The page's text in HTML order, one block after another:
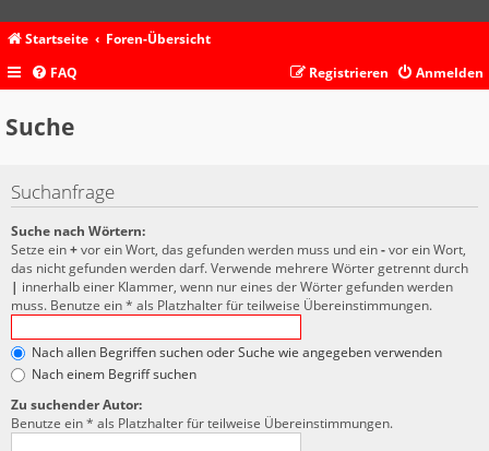
Startseite
Foren-Übersicht
FAQ
Anmelden
Registrieren
Suche
Suchanfrage
Suche nach Wörtern:
Setze ein+vor ein Wort, das gefunden werden muss und ein-vor ein Wort,
das nicht gefunden werden darf. Verwende mehrere Wörter getrennt durch
| innerhalb einer Klammer, wenn nur eines der Wörter gefunden werden
muss. Benutze ein * als Platzhalter für teilweise Übereinstimmungen.
Nach allen Begriffen suchen oder Suche wie angegeben verwenden
Nach einem Begriff suchen
Zu suchender Autor:
Benutze ein * als Platzhalter für teilweise Übereinstimmungen.